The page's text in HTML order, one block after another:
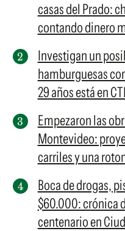
casas del Prado:
contando dinero
Investigan un
hamburguesas
29 años está en CTI
Empezaron las
Montevideo:
carriles y una
Boca de drogas,
$60.000: crónica
centenario en